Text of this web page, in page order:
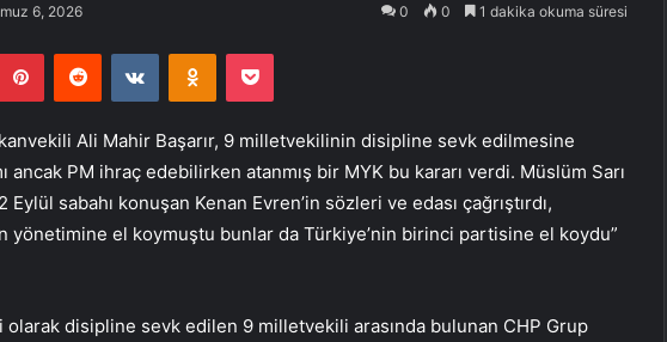
6, 2026 0 0 1 dakika okuma süresi
PinterestReddit VKontakteOdnoklassniki
Pocket
Ali Mahir Başarır, 9 milletvekilinin disipline sevk edilmesine
ancak PM ihraç edebilirken atanmış bir MYK bu kararı verdi. Müslüm Sarı
sabahı konuşan Kenan Evren’in sözleri ve edası çağrıştırdı,
yönetimine el koymuştu bunlar da Türkiye’nin birinci partisine el koydu”
olarak disipline sevk edilen 9 milletvekili arasında bulunan CHP Grup